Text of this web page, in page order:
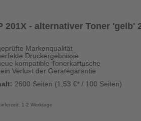
201X - alternativer Toner 'gelb'
Markenqualität
Druckergebnisse
kompatible Tonerkartusche
Verlust der Gerätegarantie
2600 Seiten (1,53 €* / 100 Seiten)
1-2 Werktage